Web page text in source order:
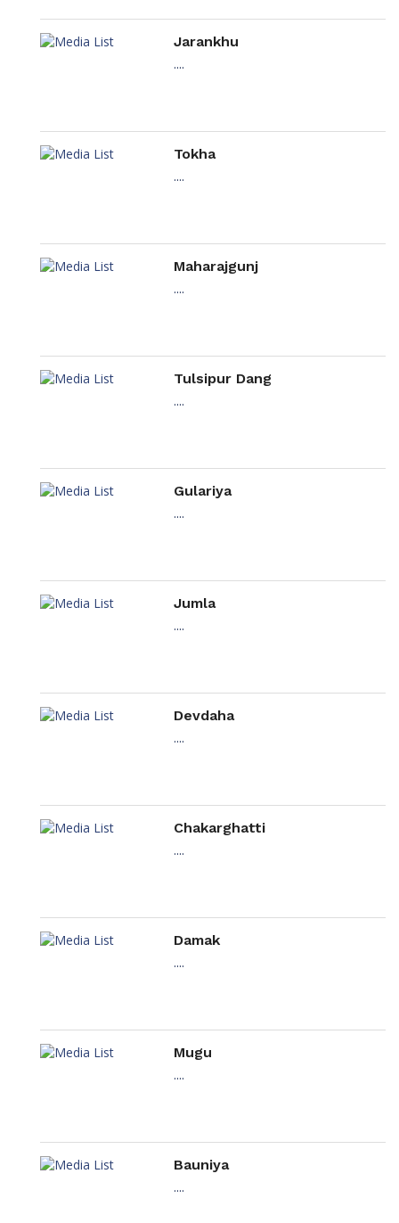
Jarankhu
....
Tokha
....
Maharajgunj
....
Tulsipur Dang
....
Gulariya
....
Jumla
....
Devdaha
....
Chakarghatti
....
Damak
....
Mugu
....
Bauniya
....